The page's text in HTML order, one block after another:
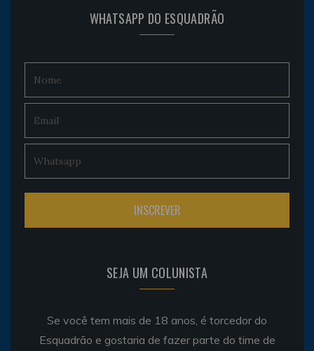
WHATSAPP DO ESQUADRÃO
SEJA UM COLUNISTA
Se você tem mais de 18 anos, é torcedor do
Esquadrão e gostaria de fazer parte do time de